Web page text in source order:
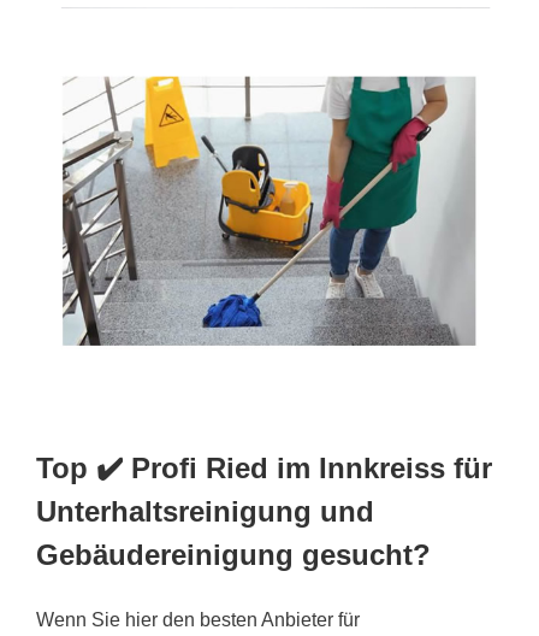
Top ✔️ Profi Ried im Innkreiss für
Unterhaltsreinigung und
Gebäudereinigung gesucht?
Wenn Sie hier den besten Anbieter für